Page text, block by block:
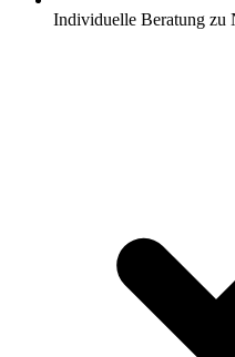
Individuelle Beratung zu